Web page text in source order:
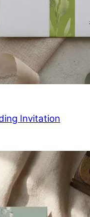
Invitation